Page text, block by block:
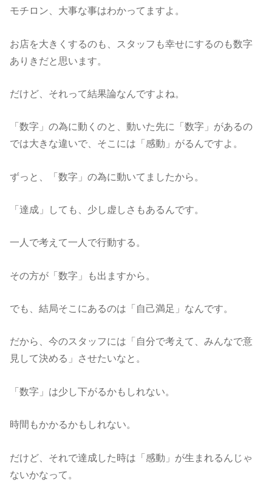
モチロン、大事な事はわかってますよ。
お店を大きくするのも、スタッフも幸せにするのも数字
ありきだと思います。
だけど、それって結果論なんですよね。
「数字」の為に動くのと、動いた先に「数字」があるの
では大きな違いで、そこには「感動」がるんですよ。
ずっと、「数字」の為に動いてましたから。
「達成」しても、少し虚しさもあるんです。
一人で考えて一人で行動する。
その方が「数字」も出ますから。
でも、結局そこにあるのは「自己満足」なんです。
だから、今のスタッフには「自分で考えて、みんなで意
見して決める」させたいなと。
「数字」は少し下がるかもしれない。
時間もかかるかもしれない。
だけど、それで達成した時は「感動」が生まれるんじゃ
ないかなって。